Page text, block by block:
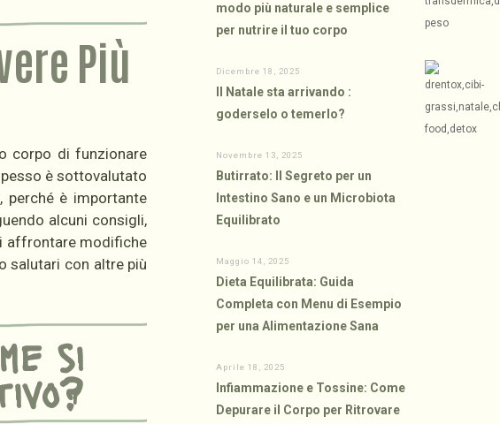
Più
corpo di funzionare
è sottovalutato
è importante
alcuni consigli,
affrontare modifiche
salutari con altre più
si
modo più naturale e semplice
per nutrire il tuo corpo
Dicembre 18, 2025
Il Natale sta arrivando :
goderselo o temerlo?
Novembre 13, 2025
Butirrato: Il Segreto per un
Intestino Sano e un Microbiota
Equilibrato
Maggio 14, 2025
Dieta Equilibrata: Guida
Completa con Menu di Esempio
per una Alimentazione Sana
Aprile 18, 2025
Infiammazione e Tossine: Come
Depurare il Corpo per Ritrovare